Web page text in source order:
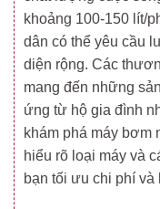
khoảng 100-150 lít/
dân có thể yêu cầu
diện rộng. Các
mang đến những
ứng từ hộ gia đình
khám phá máy bơm
hiểu rõ loại máy và
bạn tối ưu chi phí và